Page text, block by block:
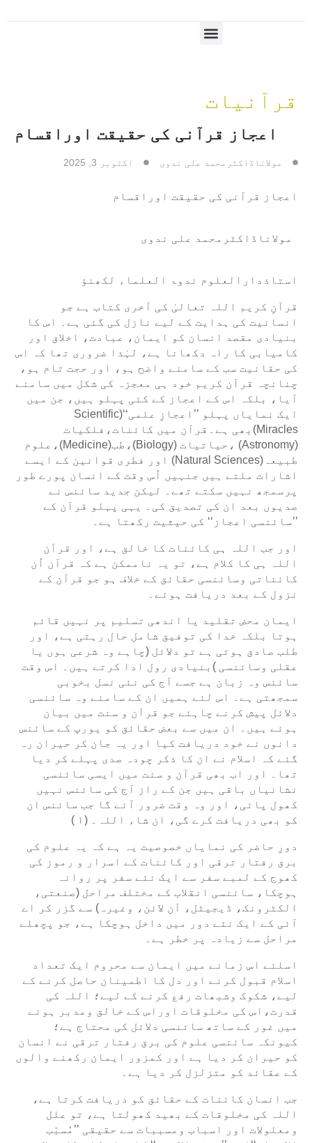
قرآنیات
اعجاز قرآنی کی حقیقت اوراقسام
مولاناڈاکٹرمحمد علی ندوی اکتوبر 3, 2025
اعجاز قرآنی کی حقیقت اوراقسام
مولاناڈاکٹرمحمد علی ندوی
استاذدارالعلوم ندوۃ العلماء لکھنؤ
قرآنِ کریم اللہ تعالیٰ کی آخری کتاب ہے جو
انسانیت کی ہدایت کے لیے نازل کی گئی ہے۔ اس کا
بنیادی مقصد انسان کو ایمان، عبادت، اخلاق اور
کامیابی کا راہ دکھانا ہے، لہٰذا ضروری تھا کہ اس
کی حقانیت سب کے سامنے واضح ہو، اور حجت تام ہو،
چنانچہ قرآن کریم خود ہی معجزہ کی شکل میں سامنے
آیا، بلکہ اس کے اعجاز کے کئی پہلو ہیں، جن میں
ایک نمایاں پہلو ’’اعجازِ علمی‘‘(Scientific
Miracles)بھی ہے۔قرآن میں کائنات،فلکیات
(Astronomy) ،حیاتیات (Biology)،طب(Medicine)،علوم
طبیعہ(Natural Sciences) اور فطری قوانین کے ایسے
اشارات ملتے ہیں جنہیں اُس وقت کے انسان پورے طور
پرسمجھ نہیں سکتے تھے۔ لیکن جدید سائنس نے
صدیوں بعد ان کی تصدیق کی۔ یہی پہلو قرآن کے
’’سائنسی اعجاز‘‘ کی حیثیت رکھتا ہے۔
اور جب اللہ ہی کائنات کا خالق ہے، اور قرآن
اللہ ہی کا کلام ہے، تو یہ ناممکن ہے کہ قرآن اُن
کائناتی وسائنسی حقائق کے خلاف ہو جو قرآن کے
نزول کے بعد دریافت ہوئے۔
ایمان محض تقلید یا اندھی تسلیم پر نہیں قائم
ہوتا بلکہ خدا کی توفیق شامل حال رہتی ہے، اور
طلب صادق ہوتی ہے تو دلائل (چاہے وہ شرعی ہوں یا
عقلی وسائنسی )بنیادی رول ادا کرتے ہیں۔ اس وقت
سائنس وہ زبان ہے جسے آج کی نئی نسل بخوبی
سمجھتی ہے۔ اس لئے ہمیں ان کے سامنے وہ سائنسی
دلائل پیش کرنے چاہئے جو قرآن و سنت میں بیان
ہوئے ہیں۔ ان میں سے بعض حقائق کو یورپ کے سائنس
دانوں نے خود دریافت کیا اور یہ جان کر حیران رہ
گئے کہ اسلام نے ان کا ذکر چودہ صدی پہلے کر دیا
تھا۔ اور اب بھی قرآن و سنت میں ایسی سائنسی
نشانیاں باقی ہیں جن کے راز آج کی سائنس نہیں
کھول پائی، اور وہ وقت ضرور آئے گا جب سائنس ان
کو بھی دریافت کرے گی، ان شاء اللہ۔ (۱ )
دورِ حاضر کی نمایاں خصوصیت یہ ہے کہ یہ علوم کی
برق رفتار ترقی اور کائنات کے اسرار و رموز کی
کھوج کے لمبے سفر سے ایک نئے سفر پر روانہ
ہوچکا، سائنسی انقلاب کے مختلف مراحل (صنعتی،
الکٹرونک، ڈیجیٹل، آن لائن، وغیرہ) سے گزر کر اے
آئی کے ایک نئے دور میں داخل ہوچکا ہے، جو پچھلے
مراحل سے زیادہ پر خطر ہے۔
اسلئے اس زمانے میں ایمان سے محروم ایک تعداد
اسلام قبول کرنے اور دل کا اطمینان حاصل کرنے کے
لیے، شکوک وشبھات رفع کرنے کے لیے؛ اللہ کی
قدرت،اس کی مخلوقات اوراس کے خالق ومدبر ہونے
میں غور کے ساتھ سائنسی دلائل کی محتاج ہے؛
کیونکہ سائنسی علوم کی برق رفتار ترقی نے انسان
کو حیران کر دیا ہے اور کمزور ایمان رکھنے والوں
کے عقائد کو متزلزل کر دیا ہے۔
جب انسان کائنات کے حقائق کو دریافت کرتا ہے،
اللہ کی مخلوقات کے بھید کھولتا ہے، تو علل
ومعلولات اور اسباب ومسببات سے حقیقی ’’مُسبّب